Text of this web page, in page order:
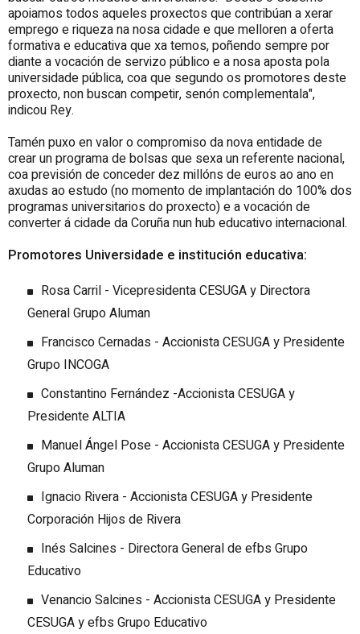
apoiamos todos aqueles proxectos que contribúan a xerar
emprego e riqueza na nosa cidade e que melloren a oferta
formativa e educativa que xa temos, poñendo sempre por
diante a vocación de servizo público e a nosa aposta pola
universidade pública, coa que segundo os promotores deste
proxecto, non buscan competir, senón complementala",
indicou Rey.
Tamén puxo en valor o compromiso da nova entidade de
crear un programa de bolsas que sexa un referente nacional,
coa previsión de conceder dez millóns de euros ao ano en
axudas ao estudo (no momento de implantación do 100% dos
programas universitarios do proxecto) e a vocación de
converter á cidade da Coruña nun hub educativo internacional.
Promotores Universidade e institución educativa:
Rosa Carril - Vicepresidenta CESUGA y Directora
General Grupo Aluman
Francisco Cernadas - Accionista CESUGA y Presidente
Grupo INCOGA
Constantino Fernández -Accionista CESUGA y
Presidente ALTIA
Manuel Ángel Pose - Accionista CESUGA y Presidente
Grupo Aluman
Ignacio Rivera - Accionista CESUGA y Presidente
Corporación Hijos de Rivera
Inés Salcines - Directora General de efbs Grupo
Educativo
Venancio Salcines - Accionista CESUGA y Presidente
CESUGA y efbs Grupo Educativo